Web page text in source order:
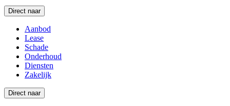
Direct naar
Aanbod
Lease
Schade
Onderhoud
Diensten
Zakelijk
Direct naar